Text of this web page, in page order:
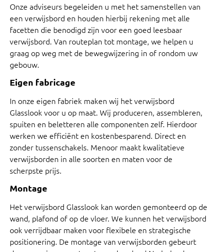
Onze adviseurs begeleiden u met het samenstellen van
een verwijsbord en houden hierbij rekening met alle
facetten die benodigd zijn voor een goed leesbaar
verwijsbord. Van routeplan tot montage, we helpen u
graag op weg met de bewegwijzering in of rondom uw
gebouw.
Eigen fabricage
In onze eigen fabriek maken wij het verwijsbord
Glasslook voor u op maat. Wij produceren, assembleren,
spuiten en beletteren alle componenten zelf. Hierdoor
werken we efficiënt en kostenbesparend. Direct en
zonder tussenschakels. Menoor maakt kwalitatieve
verwijsborden in alle soorten en maten voor de
scherpste prijs.
Montage
Het verwijsbord Glasslook kan worden gemonteerd op de
wand, plafond of op de vloer. We kunnen het verwijsbord
ook verrijdbaar maken voor flexibele en strategische
positionering. De montage van verwijsborden gebeurt